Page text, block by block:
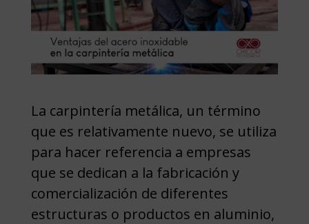
La carpintería metálica, un término
que es relativamente nuevo, se utiliza
para hacer referencia a empresas
que se dedican a la fabricación y
comercialización de diferentes
estructuras o productos en aluminio,